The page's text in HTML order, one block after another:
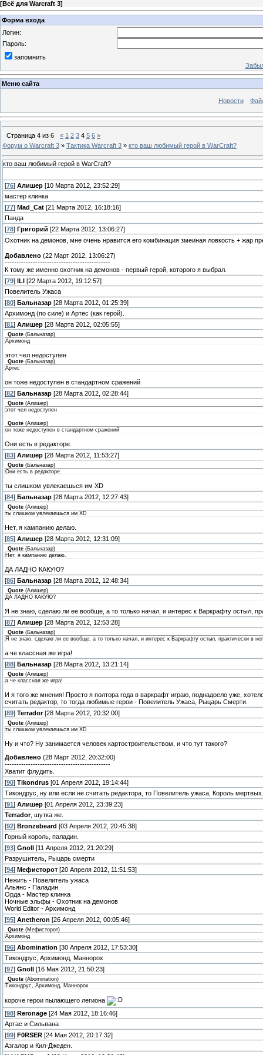
[Всё для Warcraft 3]
Форма входа
Логин:
Пароль:
запомнить
Меню сайта
Новости
Страница 4 из 6 « 1 2 3 4 5 6 »
Форум о Warcraft 3 » Тактика Warcraft 3 » кто ваш любимый герой в WarCraft?
кто ваш любимый герой в WarCraft?
[76] Алишер [10 Марта 2012, 23:52:29]
мастер клинка
[77] Mad_Cat [21 Марта 2012, 16:18:16]
Панда
[78] Григорий [22 Марта 2012, 13:06:27]
Охотник на демонов, мне очень нравится его комбинация змеиная ловкость + жар
Добавлено (22 Март 2012, 13:06:27)
---------------------------------------------
К тому же именно охотник на демонов - первый герой, которого я выбрал.
[79] lLl
[22 Марта 2012, 19:12:57]
Повелитель Ужаса
[80] Бальназар [28 Марта 2012, 01:25:39]
Архимонд (по силе) и Артес (как герой).
[81 ] Алишер [28 Марта 2012, 02:05:55]
Quote (Бальназар)
Архимонд
этот чел недоступен
Quote (Бальназар)
Артес
он тоже недоступен в стандартном сражений
[82] Бальназар [28 Марта 2012, 02:28:44]
Quote (Алишер)
этот чел недоступен
Quote (Алишер)
он тоже недоступен в стандартном сражений
Они есть в редакторе.
[83] Алишер [28 Марта 2012, 11:53:27]
Quote (Бальназар)
Они есть в редакторе.
ты слишком увлекаешься им XD
[84] Бальназар [28 Марта 2012, 12:27:43]
Quote (Алишер)
ты слишком увлекаешься им XD
Нет, я кампанию делаю.
[85] Алишер [28 Марта 2012, 12:31:09]
Quote (Бальназар)
Нет, я кампанию делаю.
ДА ЛАДНО КАКУЮ?
[86] Бальназар [28 Марта 2012, 12:48:34]
Quote (Алишер)
ДА ЛАДНО КАКУЮ?
Я не знаю, сделаю ли ее вообще, а то только начал, и интерес к Варкрафту остыл,
[87] Алишер [28 Марта 2012, 12:53:28]
Quote (Бальназар)
Я не знаю, сделаю ли ее вообще, а то только начал, и интерес к Варкрафту остыл, практически в
а че классная же игра!
[88] Бальназар [28 Марта 2012, 13:21:14]
Quote (Алишер)
а че классная же игра!
И я того же мнения! Просто я полтора года в варкрафт играю, поднадоело уже,
считать редактор, то тогда любимые герои - Повелитель Ужаса, Рыцарь Смерти.
[89] Terrador[28 Марта 2012, 20:32:00]
Quote (Алишер)
ты слишком увлекаешься им XD
Ну и что? Ну занимается человек картостроительством, и что тут такого?
Добавлено (28 Март 2012, 20:32:00)
---------------------------------------------
Хватит флудить.
[90] Тikondrus [01 Апреля 2012, 19:14:44]
Тикондрус, ну или если не считать редактора, то Повелитель ужаса, Король мертвых.
[91 ] Алишер [01 Апреля 2012, 23:39:23]
Terrador, шутка же.
[92] Bronzebeard [03 Апреля 2012, 20:45:38]
Горный король, паладин.
[93] Gnoll
[11 Апреля 2012, 21:20:29]
Разрушитель, Рыцарь смерти
[94] Мефисторот [20 Апреля 2012, 11:51:53]
Нежить - Повелитель ужаса
Альянс - Паладин
Орда - Мастер клинка
Ночные эльфы - Охотник на демонов
World Editor - Архимонд
[95] Anetheron [26 Апреля 2012, 00:05:46]
Quote (Мефисторот)
Архимонд
[96] Abomination [30 Апреля 2012, 17:53:30]
Тикондрус, Архимонд, Маннорох
[97] Gnoll [16 Мая 2012, 21:50:23]
Quote (Abomination)
Тикондрус, Архимонд, Маннорох
короче герои пылающего легиона
[98] Reronage [24 Мая 2012, 18:16:46]
Артас и Сильвана
[99] F0RSER [24 Мая 2012, 20:17:32]
Азгалор и Кил-Джеден.